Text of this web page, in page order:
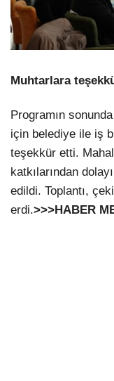
Muhtarlara
Programın
için belediye ile iş
teşekkür etti.
katkılarından
edildi. Toplantı,
erdi.>>>HABER